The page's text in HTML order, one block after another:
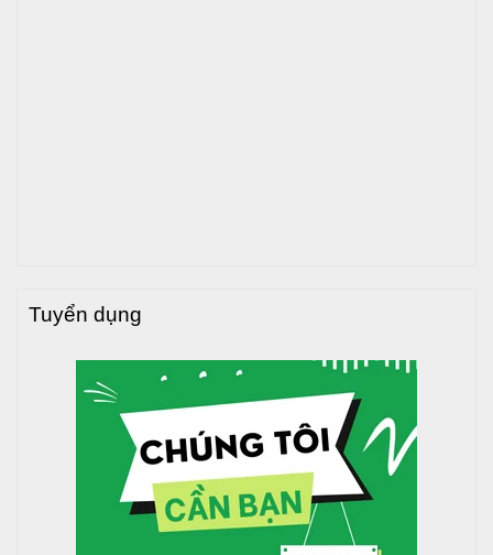
Toàn Mỹ Eco 1500L nằm
Việc lắp đặt bồn nước inox đúng kỹ thuật giúp đảm bảo an
toàn, tăng tuổi thọ và hiệu quả sử dụng. Dưới đây là hướng
dẫn từng bước chi tiết:
Bước 1: Điều kiện lắp đặt
Tuyển dụng